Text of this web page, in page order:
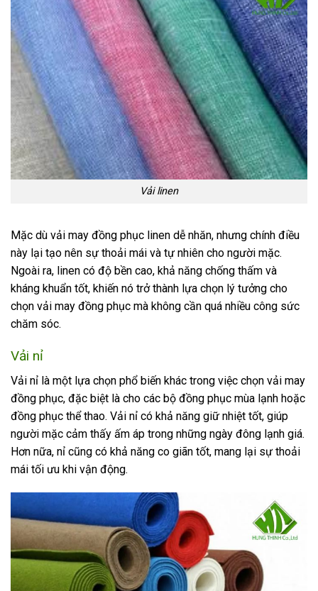
Vải linen
Mặc dù vải may đồng phục linen dễ nhăn, nhưng chính điều
này lại tạo nên sự thoải mái và tự nhiên cho người mặc.
Ngoài ra, linen có độ bền cao, khả năng chống thấm và
kháng khuẩn tốt, khiến nó trở thành lựa chọn lý tưởng cho
chọn vải may đồng phục mà không cần quá nhiều công sức
chăm sóc.
Vải nỉ
Vải nỉ là một lựa chọn phổ biến khác trong việc chọn vải may
đồng phục, đặc biệt là cho các bộ đồng phục mùa lạnh hoặc
đồng phục thể thao. Vải nỉ có khả năng giữ nhiệt tốt, giúp
người mặc cảm thấy ấm áp trong những ngày đông lạnh giá.
Hơn nữa, nỉ cũng có khả năng co giãn tốt, mang lại sự thoải
mái tối ưu khi vận động.